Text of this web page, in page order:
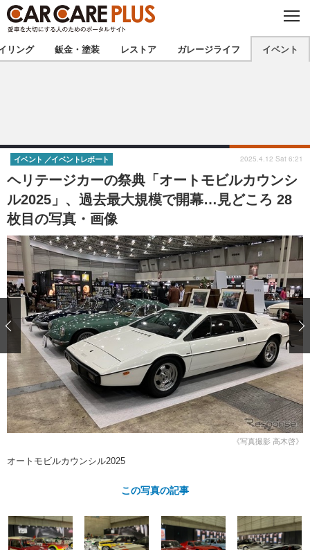
C
O
S
E
★カーケアプラス認定★ 厳選プロショップを地域から探す
甲信越 北陸
東海 関西
中国
九州 沖縄
注目の記事
ショップレポート 愛車 File
自動車豆知識 ストップ！不具合修理＆粗悪修理
鈑金・塗装
ディテイリング
ディテイリング 洗車
ヘッドライト磨き コーティング
フィルム・ラッピング
鈑金・塗装
小キズ直し 防錆
特集記事
ストップ 不具合修理＆粗悪修理
カーメーカー「旧車」関連プロジェ
クト
ショップ紹介
ショップレポート プロショップ検索
レストア
カーメーカー「旧車」関連プロジ
イベント
リング 鈑金・塗装 レストア ガレージライフ イベント
ヘリテージカーの祭典「オートモビルカウンシ
ル2025」、過去最大規模で開幕…見どころ 28
枚目の写真・画像
イベント イベントレポート 2025.4.12 Sat 6:21
《写真撮影 高木啓》
オートモビルカウンシル2025
この写真の記事